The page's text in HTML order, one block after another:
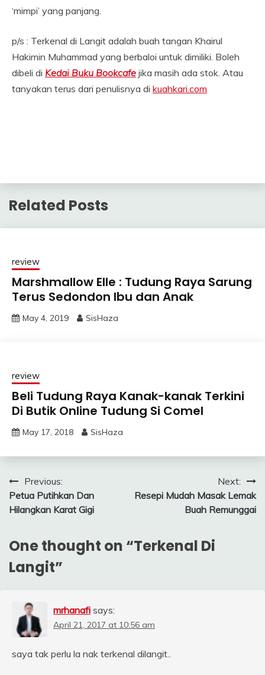
‘mimpi’ yang panjang.
p/s : Terkenal di Langit adalah buah tangan Khairul
Hakimin Muhammad yang berbaloi untuk dimiliki. Boleh
dibeli di Kedai Buku Bookcafe jika masih ada stok. Atau
tanyakan terus dari penulisnya di kuahkari.com
Related Posts
review
Marshmallow Elle : Tudung Raya Sarung
Terus Sedondon Ibu dan Anak
May 4, 2019 SisHaza
review
Beli Tudung Raya Kanak-kanak Terkini
Di Butik Online Tudung Si Comel
May 17, 2018 SisHaza
Post
navigation
Previous:
Petua Putihkan Dan
Hilangkan Karat Gigi
Next:
Resepi Mudah Masak Lemak
Buah Remunggai
One thought on “Terkenal Di
Langit”
mrhanafi says:
April 21, 2017 at 10:56 am
saya tak perlu la nak terkenal dilangit..